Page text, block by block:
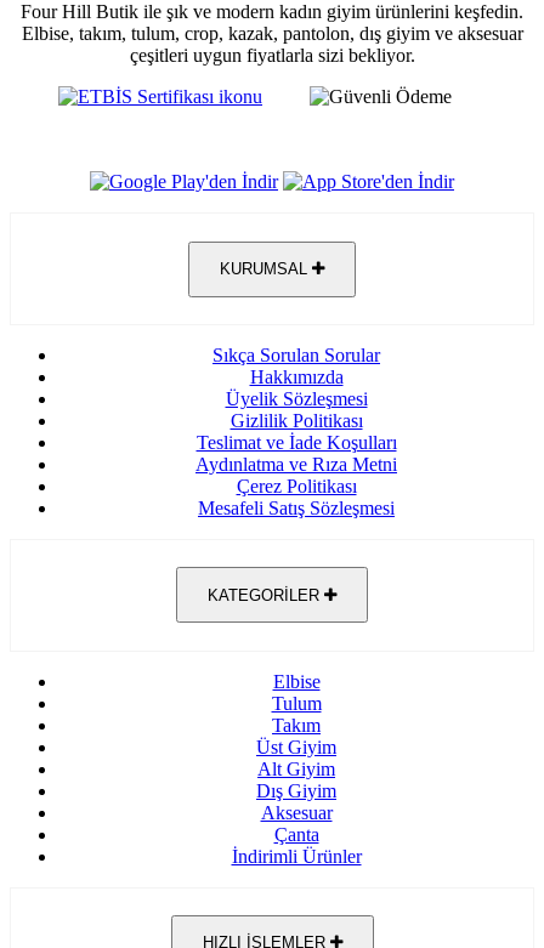
Four Hill Butik ile şık ve modern kadın giyim ürünlerini keşfedin.
Elbise, takım, tulum, crop, kazak, pantolon, dış giyim ve aksesuar
çeşitleri uygun fiyatlarla sizi bekliyor.
KURUMSAL
Sıkça Sorulan Sorular
Hakkımızda
Üyelik Sözleşmesi
Gizlilik Politikası
Teslimat ve İade Koşulları
Aydınlatma ve Rıza Metni
Çerez Politikası
Mesafeli Satış Sözleşmesi
KATEGORİLER
Elbise
Tulum
Takım
Üst Giyim
Alt Giyim
Dış Giyim
Aksesuar
Çanta
İndirimli Ürünler
HIZLI İŞLEMLER